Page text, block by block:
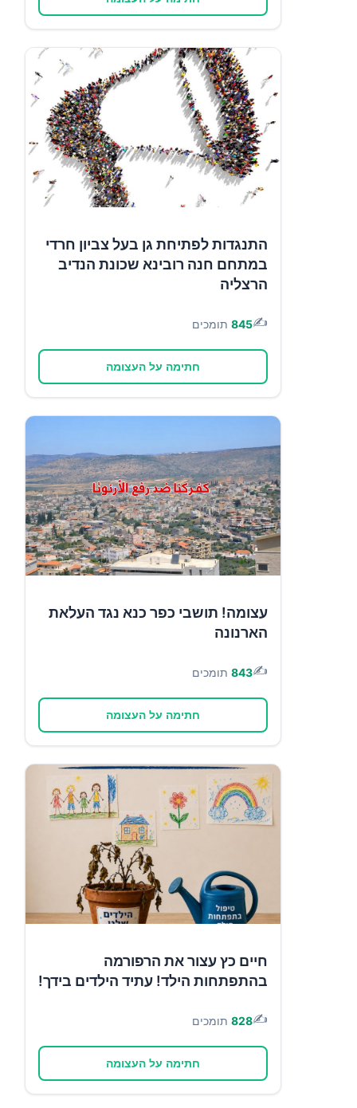
התנגדות לפתיחת גן בעל צביון חרדי
במתחם חנה רובינא שכונת הנדיב
הרצליה
✍️
845 תומכים
חתימה על העצומה
עצומה! תושבי כפר כנא נגד העלאת
הארנונה
✍️
843 תומכים
חתימה על העצומה
חיים כץ עצור את הרפורמה
בהתפתחות הילד! עתיד הילדים בידך!
✍️
828 תומכים
חתימה על העצומה